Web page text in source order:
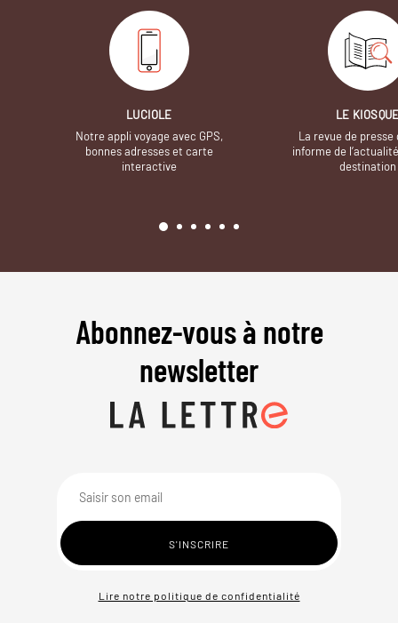
LUCIOLE
Notre appli voyage avec GPS,
bonnes adresses et carte
interactive
LE
La revue de presse
informe de
destination
Abonnez-vous à notre
newsletter
Lire notre politique de confidentialité